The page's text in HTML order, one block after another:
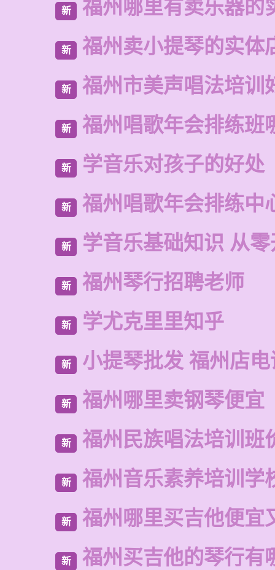
新 福州哪里有卖乐器的
新 福州卖小提琴的实体
新 福州市美声唱法培训
新 福州唱歌年会排练班
新 学音乐对孩子的好处
新 福州唱歌年会排练中
新 学音乐基础知识 从
新 福州琴行招聘老师
新 学尤克里里知乎
新 小提琴批发 福州店
新 福州哪里卖钢琴便宜
新 福州民族唱法培训班
新 福州音乐素养培训学
新 福州哪里买吉他便宜
新 福州买吉他的琴行有